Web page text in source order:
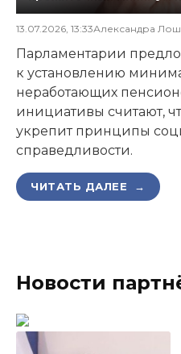
13.07.2026, 13:33Александра
Парламентарии
к установлению
неработающих
инициативы считают,
укрепит принципы
справедливости.
ЧИТАТЬ ДАЛЕЕ →
Новости